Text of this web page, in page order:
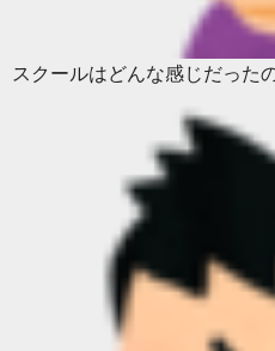
スクールはどんな感じだった